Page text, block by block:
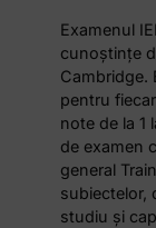
Examenul
cunoștințe
Cambridge.
pentru
note de la 1
de examen
general
subiectelor,
studiu și